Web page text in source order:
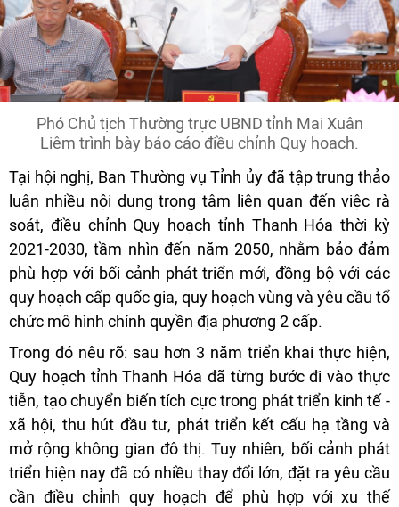
Phó Chủ tịch Thường trực UBND tỉnh Mai Xuân
Liêm trình bày báo cáo điều chỉnh Quy hoạch.
Tại hội nghị, Ban Thường vụ Tỉnh ủy đã tập trung thảo
luận nhiều nội dung trọng tâm liên quan đến việc rà
soát, điều chỉnh Quy hoạch tỉnh Thanh Hóa thời kỳ
2021-2030, tầm nhìn đến năm 2050, nhằm bảo đảm
phù hợp với bối cảnh phát triển mới, đồng bộ với các
quy hoạch cấp quốc gia, quy hoạch vùng và yêu cầu tổ
chức mô hình chính quyền địa phương 2 cấp.
Trong đó nêu rõ: sau hơn 3 năm triển khai thực hiện,
Quy hoạch tỉnh Thanh Hóa đã từng bước đi vào thực
tiễn, tạo chuyển biến tích cực trong phát triển kinh tế -
xã hội, thu hút đầu tư, phát triển kết cấu hạ tầng và
mở rộng không gian đô thị. Tuy nhiên, bối cảnh phát
triển hiện nay đã có nhiều thay đổi lớn, đặt ra yêu cầu
cần điều chỉnh quy hoạch để phù hợp với xu thế